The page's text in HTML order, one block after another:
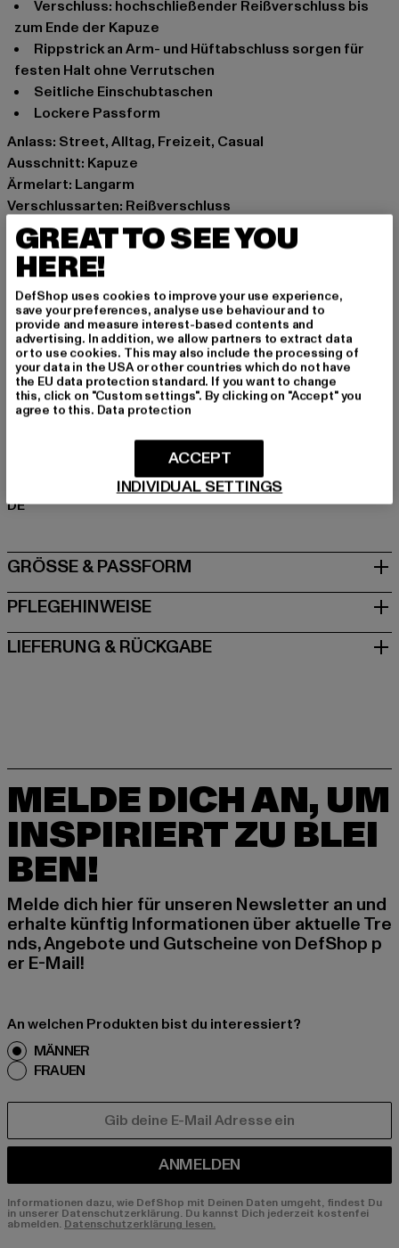
Verschluss: hochschließender Reißverschluss bis
zum Ende der Kapuze
Rippstrick an Arm- und Hüftabschluss sorgen für
festen Halt ohne Verrutschen
Seitliche Einschubtaschen
Lockere Passform
Anlass: Street, Alltag, Freizeit, Casual
Ausschnitt: Kapuze
Ärmelart: Langarm
Verschlussarten: Reißverschluss
Muster: Unifarben
Details: Rippstrickbündchen, Einschubtaschen
Schnitt: Locker
Marke: Urban Classics
Kat.: Zip Hoodies
Farbe: schwarz
Hersteller Farbe: black
Materialzusammensetzung: 65% Baumwolle, 35%
Polyester
Art.Nr: TB4921-00007
Hersteller: TB International GmbH |
Dr.-Robert-Murjahn-Straße 7 | 64372 Ober-Ramstadt |
DE
GRÖSSE & PASSFORM
PFLEGEHINWEISE
LIEFERUNG & RÜCKGABE
MELDE DICH AN, UM
INSPIRIERT ZU BLEI
BEN!
Melde dich hier für unseren Newsletter an und
erhalte künftig Informationen über aktuelle Tre
nds, Angebote und Gutscheine von DefShop p
er E-Mail!
An welchen Produkten bist du interessiert?
MÄNNER
FRAUEN
ANMELDEN
Informationen dazu, wie DefShop mit Deinen Daten umgeht, findest Du
in unserer Datenschutzerklärung. Du kannst Dich jederzeit kostenfei
abmelden. Datenschutzerklärung lesen.
GREAT TO SEE YOU
HERE!
DefShop uses cookies to improve your use experience,
save your preferences, analyse use behaviour and to
provide and measure interest-based contents and
advertising. In addition, we allow partners to extract data
or to use cookies. This may also include the processing of
your data in the USA or other countries which do not have
the EU data protection standard. If you want to change
this, click on "Custom settings". By clicking on "Accept" you
agree to this. Data protection
INDIVIDUAL SETTINGS
ACCEPT